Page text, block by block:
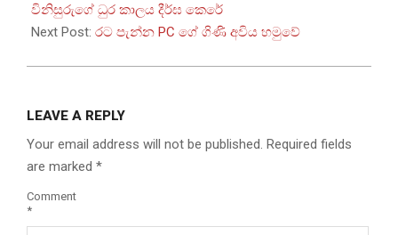
18
විනිසුරුගේ ධුර කාලය දීර්ඝ කෙරේ
Next Post: රට පැන්න PC ගේ ගිණි අවිය හමුවේ
LEAVE A REPLY
Your email address will not be published. Required fields
are marked *
Comment
*